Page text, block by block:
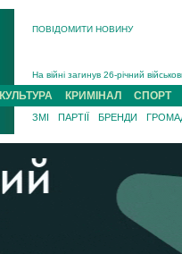
ПОВІДОМИТИ НОВИНУ
Підтвердили загибель
На війні загинув 26-річний
КУЛЬТУРА КРИМІНАЛ СПОРТ
ЗМІ ПАРТІЇ БРЕНДИ